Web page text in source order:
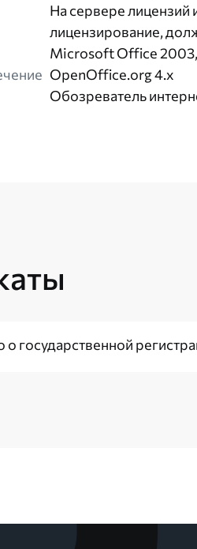
На сервере лицензий
лицензирование,
Microsoft Office 2003,
OpenOffice.org 4.x
Обозреватель
о государственной